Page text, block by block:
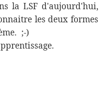
la LSF d'aujourd'hui,
les deux formes
;-)